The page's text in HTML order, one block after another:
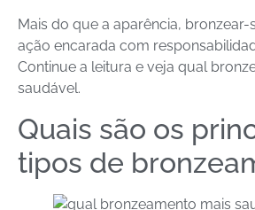
Mais do que a aparência,
ação encarada com
Continue a leitura e veja qual
saudável.
Quais são os
tipos de